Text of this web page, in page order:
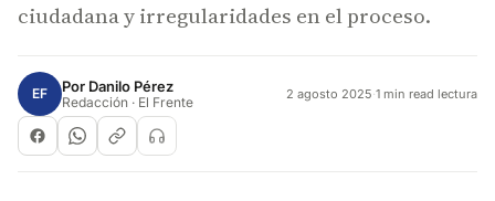
ciudadana y irregularidades en el proceso.
EF Por Danilo Pérez
Redacción · El Frente 2 agosto 2025·1 min read lectura